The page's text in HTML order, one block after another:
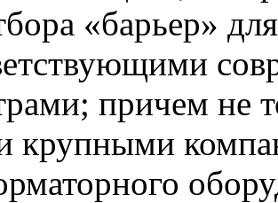
«барьер»
причем не
крупными